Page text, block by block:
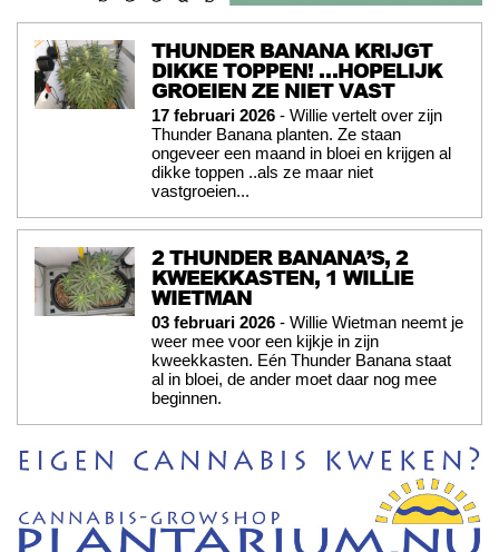
THUNDER BANANA KRIJGT
DIKKE TOPPEN! …HOPELIJK
GROEIEN ZE NIET VAST
17 februari 2026 - Willie vertelt over zijn
Thunder Banana planten. Ze staan
ongeveer een maand in bloei en krijgen al
dikke toppen ..als ze maar niet
vastgroeien...
2 THUNDER BANANA’S, 2
KWEEKKASTEN, 1 WILLIE
WIETMAN
03 februari 2026 - Willie Wietman neemt je
weer mee voor een kijkje in zijn
kweekkasten. Eén Thunder Banana staat
al in bloei, de ander moet daar nog mee
beginnen.